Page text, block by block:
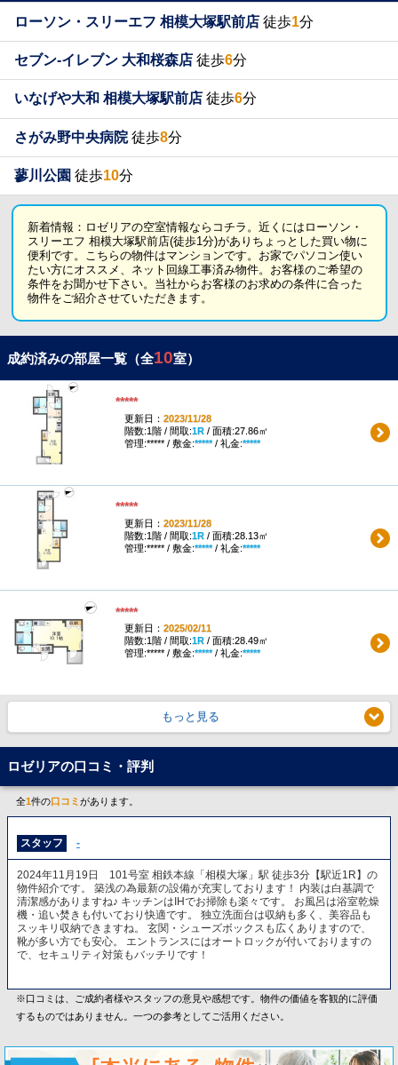
ローソン・スリーエフ 相模大塚駅前店 徒歩1分
セブン-イレブン 大和桜森店 徒歩6分
いなげや大和 相模大塚駅前店 徒歩6分
さがみ野中央病院徒歩8分
蓼川公園 徒歩10分
新着情報：ロゼリアの空室情報ならコチラ。近くにはローソン・
スリーエフ 相模大塚駅前店(徒歩1分)がありちょっとした買い物に
便利です。こちらの物件はマンションです。お家でパソコン使い
たい方にオススメ、ネット回線工事済み物件。お客様のご希望の
条件をお聞かせ下さい。当社からお客様のお求めの条件に合った
物件をご紹介させていただきます。
成約済みの部屋一覧（全10室）
*****
更新日： 2023/11/28
階数:1階 / 間取:1R/ 面積:27.86㎡
管理:***** / 敷金:*****/ 礼金:*****
*****
更新日： 2023/11/28
階数:1階 / 間取:1R/ 面積:28.13㎡
管理:***** / 敷金:*****/ 礼金:*****
*****
更新日： 2025/02/11
階数:1階 / 間取:1R/ 面積:28.49㎡
管理:***** / 敷金:*****/ 礼金:*****
もっと見る
ロゼリアの口コミ・評判
全1件の口コミ があります。
スタッフ -
2024年11月19日 101号室 相鉄本線「相模大塚」駅 徒歩3分【駅近1R】の
物件紹介です。 築浅の為最新の設備が充実しております！ 内装は白基調で
清潔感がありますね♪ キッチンはIHでお掃除も楽々です。 お風呂は浴室乾燥
機・追い焚きも付いており快適です。 独立洗面台は収納も多く、美容品も
スッキリ収納できますね。 玄関・シューズボックスも広くありますので、
靴が多い方でも安心。 エントランスにはオートロックが付いておりますの
で、セキュリティ対策もバッチリです！
※口コミは、ご成約者様やスタッフの意見や感想です。物件の価値を客観的に評価
するものではありません。一つの参考としてご活用ください。